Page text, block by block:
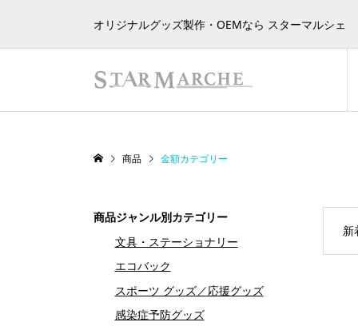
オリジナルグッズ製作・OEMなら スターマルシェ
商品 金額カテゴリー
新
商品ジャンル別カテゴリー
文具・ステーショナリー
エコバック
スポーツ グッズ／応援グッズ
感染症予防グッズ